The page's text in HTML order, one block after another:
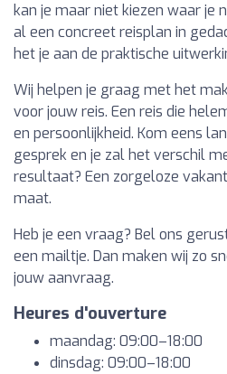
kan je maar niet kiezen waar je
al een concreet reisplan in
het je aan de praktische
Wij helpen je graag met het
voor jouw reis. Een reis die
en persoonlijkheid. Kom eens
gesprek en je zal het verschil
resultaat? Een zorgeloze
maat.
Heb je een vraag? Bel ons
een mailtje. Dan maken wij zo
jouw aanvraag.
Heures d'ouverture
maandag: 09:00–18:00
dinsdag: 09:00–18:00